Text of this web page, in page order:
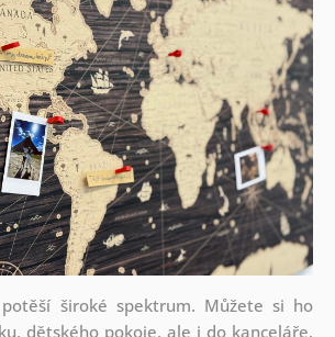
široké spektrum. Můžete si ho
dětského pokoje, ale i do kanceláře.